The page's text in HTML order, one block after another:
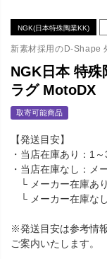
NGK(日本特殊陶業KK)
新素材採用のD-Shape
NGK日本 特殊
ラグ MotoDX
取寄可能商品
【発送目安】
・当店在庫あり：1
・当店在庫なし：メ
└ メーカー在庫あ
└ メーカー在庫な
※発送目安は参考情
ご案内いたします。